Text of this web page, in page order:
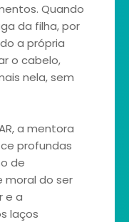
Quando
da filha, por
a própria
o cabelo,
nela, sem
a mentora
profundas
de
moral do ser
e a
laços